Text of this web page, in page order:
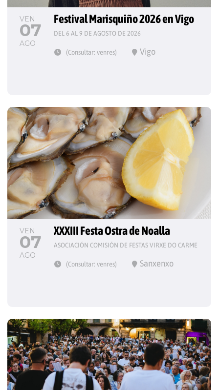
VEN
07
AGO
Festival Marisquiño 2026 en Vigo
DEL 6 AL 9 DE AGOSTO DE 2026
(Consultar: venres) Vigo
VEN
07
AGO
XXXIII Festa Ostra de Noalla
ASOCIACIÓN COMISIÓN DE FESTAS VIRXE DO CARME
(Consultar: venres) Sanxenxo